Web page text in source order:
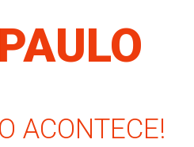
ACONTECE!